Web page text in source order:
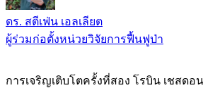
ดร. สตีเฟ่น เอลเลียต
ผู้ร่วมก่อตั้งหน่วยวิจัยการฟื้นฟูป่า
การเจริญเติบโตครั้งที่สอง โรบิน เชสดอ